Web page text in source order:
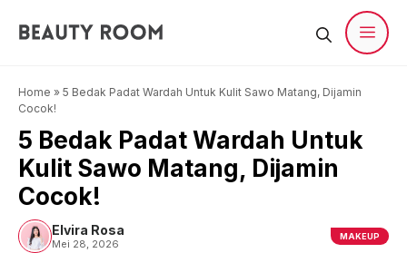
Home » 5 Bedak Padat Wardah Untuk Kulit Sawo Matang, Dijamin
Cocok!
5 Bedak Padat Wardah Untuk
Kulit Sawo Matang, Dijamin
Cocok!
Elvira Rosa
Mei 28, 2026
MAKEUP